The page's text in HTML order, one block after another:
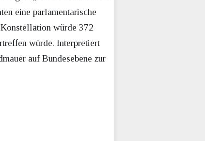
eine parlamentarische
würde 372
würde. Interpretiert
auf Bundesebene zur